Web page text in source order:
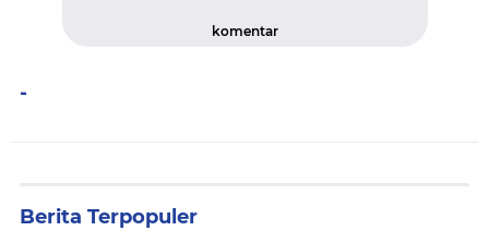
komentar
-
Berita Terpopuler